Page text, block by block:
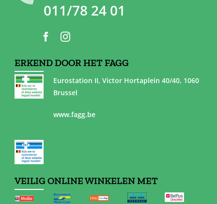
011/78 24 01
ERKEND DOOR HET FAGG
Eurostation II, Victor Hortaplein 40/40, 1060
Brussel
www.fagg.be
VEILIG ONLINE WINKELEN MET